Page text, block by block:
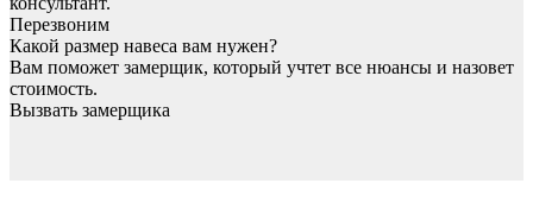
Перезвоним
Какой размер навеса вам нужен?
Вам поможет замерщик, который учтет все нюансы и назовет
стоимость.
Вызвать замерщика